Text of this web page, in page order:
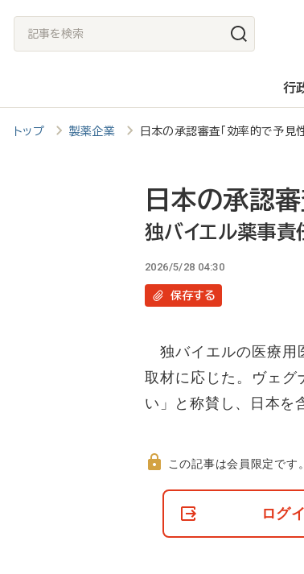
記
事
検
索
行
トップ 製薬企業 日本の承認審査「効率的で予見
日本の承認審
独バイエル薬事責
2026/5/28 04:30
保存する
独バイエルの医療用
取材に応じた。ヴェグ
い」と称賛し、日本を
この記事は会員限定です
ログ